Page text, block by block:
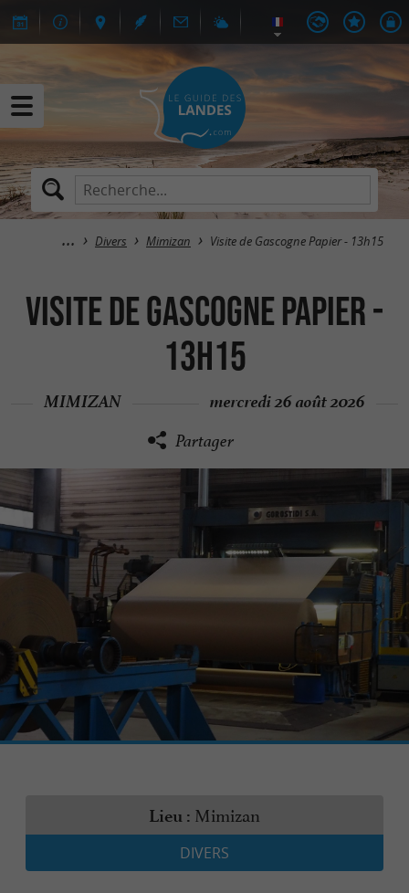
Divers Mimizan Visite de Gascogne Papier - 13h15
Visite de Gascogne Papier -
13h15
MIMIZAN mercredi 26 août 2026
Partager
Lieu : Mimizan
DIVERS